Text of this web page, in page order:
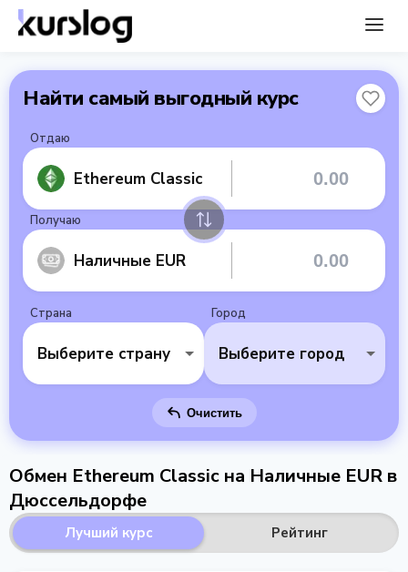
Найти самый выгодный курс
Отдаю
Ethereum Classic
Получаю
Наличные EUR
Страна
Выберите страну
Город
Выберите город
Очистить
Обмен Ethereum Classic на Наличные EUR в
Дюссельдорфе
Лучший курс Рейтинг